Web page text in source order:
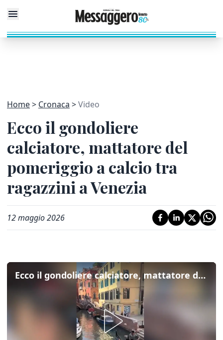
Home Cronaca Video
Ecco il gondoliere
calciatore, mattatore del
pomeriggio a calcio tra
ragazzini a Venezia
12 maggio 2026
Ecco il gondoliere calciatore, mattatore del pomeriggio a calcio tra ragazzini a Venezia